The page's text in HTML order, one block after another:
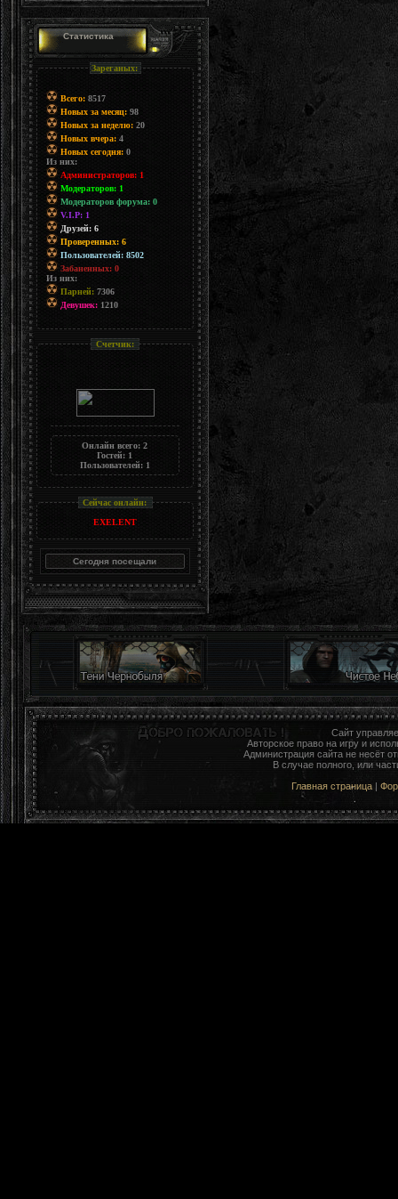
Статистика
Зареганых:
Всего:8517
Новых за месяц:98
Новых за неделю:20
Новых вчера:4
Новых сегодня:0
Из них:
Администраторов: 1
Модераторов: 1
Модераторов форума: 0
V.I.P: 1
Друзей: 6
Проверенных: 6
Пользователей: 8502
Забаненных: 0
Из них:
Парней:7306
Девушек:1210
Счетчик:
Онлайн всего:2
Гостей: 1
Пользователей: 1
Сейчас онлайн:
EXELENT
Сайт
Авторское право на игру и
Администрация сайта не несёт
В случае полного, или
Главная страница |